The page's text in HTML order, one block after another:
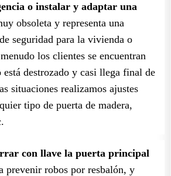
o instalar y adaptar una
obsoleta y representa una
seguridad para la vivienda o
los clientes se encuentran
destrozado y casi llega final de
situaciones realizamos ajustes
tipo de puerta de madera,
con llave la puerta principal
prevenir robos por resbalón, y